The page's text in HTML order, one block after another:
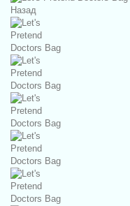
Назад